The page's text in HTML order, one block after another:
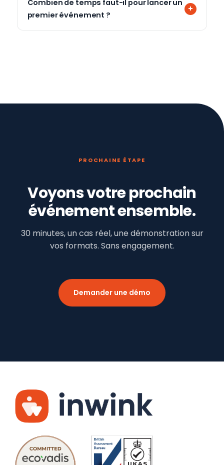
Combien de temps faut-il pour lancer un
premier événement ?
PROCHAINE ÉTAPE
Voyons votre prochain
événement ensemble.
30 minutes, un cas réel, une démonstration sur
vos formats. Sans engagement.
Demander une démo